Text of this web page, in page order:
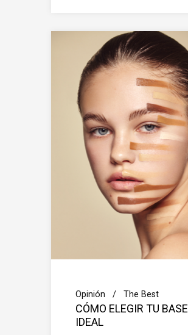
Opinión The Best
CÓMO ELEGIR TU BASE
IDEAL